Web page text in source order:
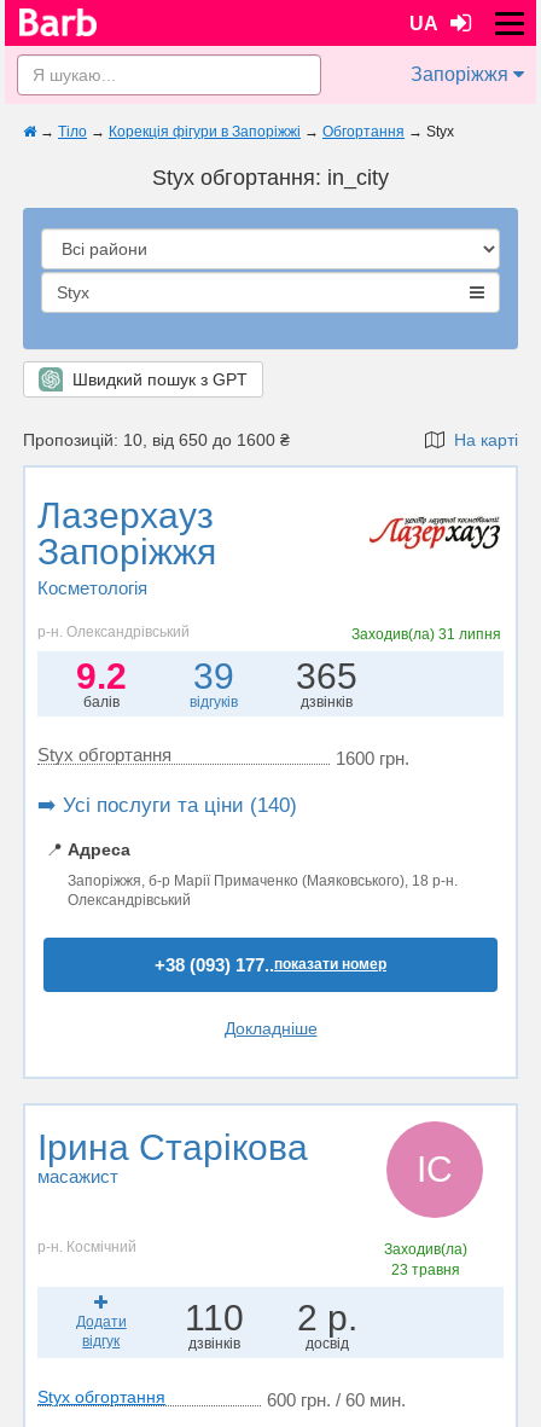
UA
Запоріжжя
→ Тіло → Корекція фігури в Запоріжжі → Обгортання → Styx
Styx обгортання: in_city
Styx
Швидкий пошук з GPT
Пропозицій: 10, від 650 до 1600 ₴ На карті
Лазерхауз
Запоріжжя
Косметологія
р-н. Олександрівський Заходив(ла) 31 липня
9.2
балів
39
відгуків
365
дзвінків
Styx обгортання 1600 грн.
➡️ Усі послуги та ціни (140)
📍 Адреса
Запоріжжя, б-р Марії Примаченко (Маяковського), 18 р-н.
Олександрівський
+38 (093) 177..показати номер
Докладніше
Ірина Старікова
масажист ІС
р-н. Космічний
Заходив(ла)
23 травня
Додати
відгук
110
дзвінків
2 р.
досвід
Styx обгортання 600 грн. / 60 мин.